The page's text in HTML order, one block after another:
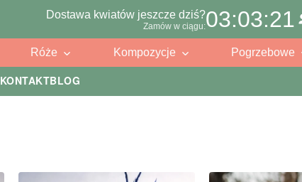
KONTAKTBLOG
Dostawa kwiatów jeszcze dziś?
Zamów w ciągu:03:03:19
Róże Kompozycje Pogrzebowe